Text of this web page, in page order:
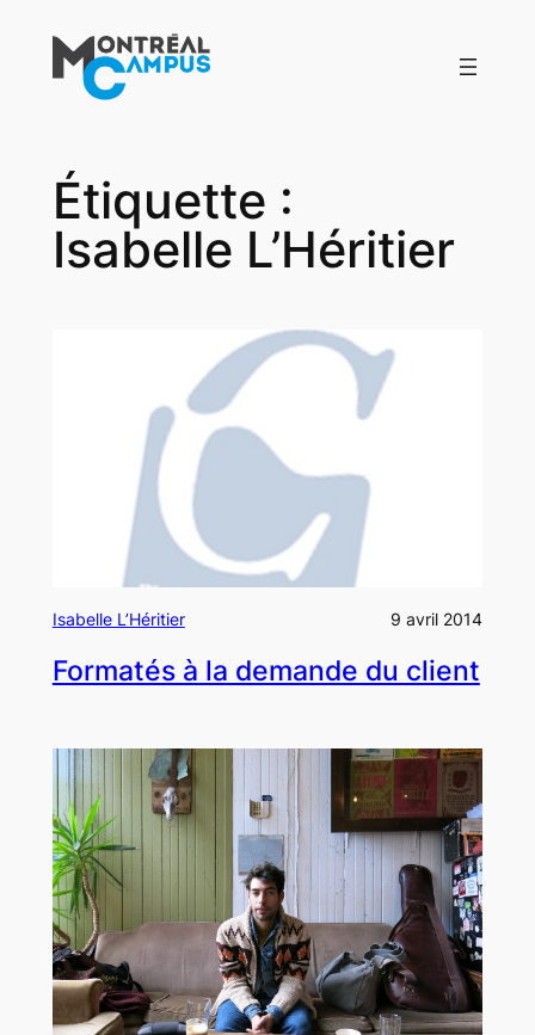
contenu
Étiquette :
Isabelle L’Héritier
Isabelle L’Héritier 9 avril 2014
Formatés à la demande du client